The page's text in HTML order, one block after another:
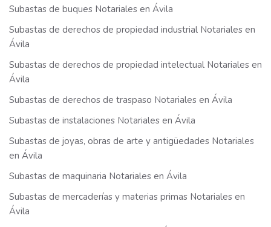
Subastas de buques Notariales en Ávila
Subastas de derechos de propiedad industrial Notariales en
Ávila
Subastas de derechos de propiedad intelectual Notariales en
Ávila
Subastas de derechos de traspaso Notariales en Ávila
Subastas de instalaciones Notariales en Ávila
Subastas de joyas, obras de arte y antigüedades Notariales
en Ávila
Subastas de maquinaria Notariales en Ávila
Subastas de mercaderías y materias primas Notariales en
Ávila